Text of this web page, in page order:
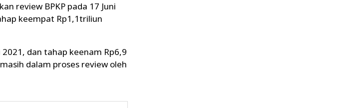
review BPKP pada 17 Juni
keempat Rp1,1triliun
dan tahap keenam Rp6,9
dalam proses review oleh